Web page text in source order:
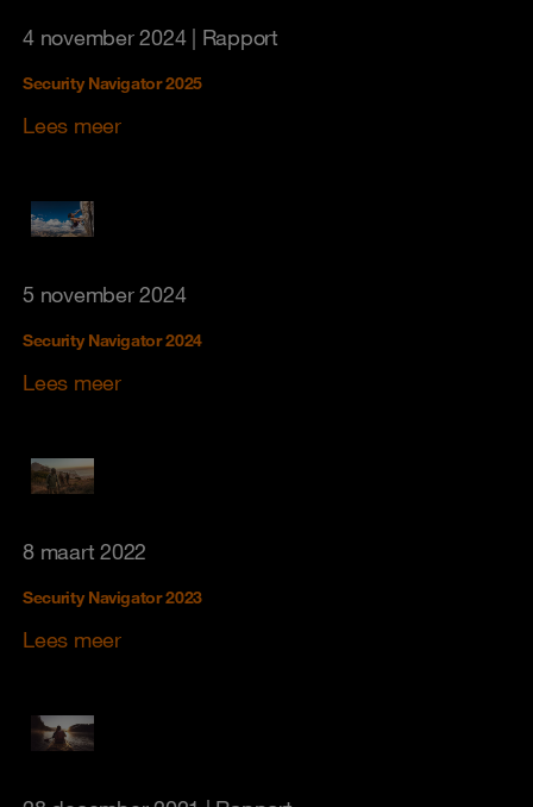
4 november 2024| Rapport
Security Navigator 2025
Lees meer
5 november 2024
Security Navigator 2024
Lees meer
8 maart 2022
Security Navigator 2023
Lees meer